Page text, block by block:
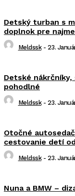
Detský turban s
doplnok pre
Meldssk - 23.
Detské
pohodlné
Meldssk - 23.
Otočné
cestovanie detí
Meldssk - 23.
Nuna a BMW –